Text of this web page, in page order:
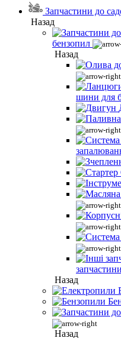
Запчастини до
Назад
бензопил
Назад
шини для
Назад
Назад